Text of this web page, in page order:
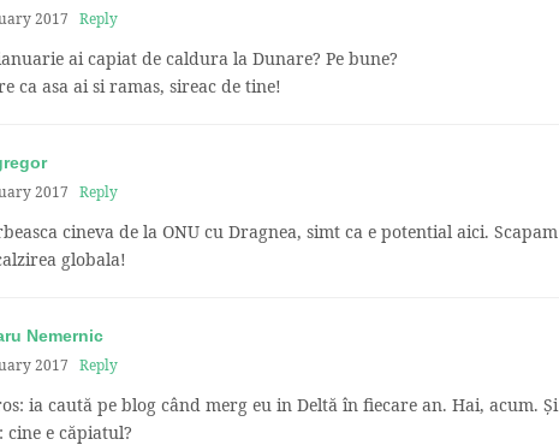
2017
Reply
ai capiat de caldura la Dunare? Pe bune?
ca asa ai si ramas, sireac de tine!
2017
Reply
cineva de la ONU cu Dragnea, simt ca e potential aici. Scapam
globala!
Nemernic
2017
Reply
ia caută pe blog când merg eu in Deltă în fiecare an. Hai, acum. Și
cine e căpiatul?